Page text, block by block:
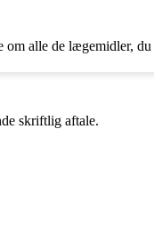
alle de lægemidler,
skriftlig aftale.